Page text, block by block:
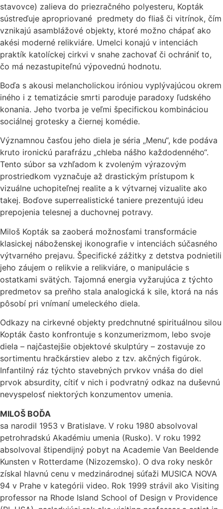
stavovce) zalieva do priezračného polyesteru, Kopták
sústreďuje apropriované predmety do fliaš či vitrínok, čím
vznikajú asamblážové objekty, ktoré možno chápať ako
akési moderné relikviáre. Umelci konajú v intenciách
praktík katolíckej cirkvi v snahe zachovať či ochrániť to,
čo má nezastupiteľnú výpovednú hodnotu.
Boďa s akousi melancholickou iróniou vyplývajúcou okrem
iného i z tematizácie smrti paroduje paradoxy ľudského
konania. Jeho tvorba je veľmi špecifickou kombináciou
sociálnej grotesky a čiernej komédie.
Významnou časťou jeho diela je séria „Menu“, kde podáva
kruto ironickú parafrázu „chleba nášho každodenného“.
Tento súbor sa vzhľadom k zvoleným výrazovým
prostriedkom vyznačuje až drastickým prístupom k
vizuálne uchopiteľnej realite a k výtvarnej vizualite ako
takej. Boďove superrealistické taniere prezentujú ideu
prepojenia telesnej a duchovnej potravy.
Miloš Kopták sa zaoberá možnosťami transformácie
klasickej náboženskej ikonografie v intenciách súčasného
výtvarného prejavu. Špecifické zážitky z detstva podnietili
jeho záujem o relikvie a relikviáre, o manipulácie s
ostatkami svätých. Tajomná energia vyžarujúca z týchto
predmetov sa preňho stala analogická k sile, ktorá na nás
pôsobí pri vnímaní umeleckého diela.
Odkazy na cirkevné objekty predchnutné spirituálnou silou
Kopták často konfrontuje s konzumerizmom, lebo svoje
diela – najčastejšie objektové skulptúry – zostavuje zo
sortimentu hračkárstiev alebo z tzv. akčných figúrok.
Infantilný ráz týchto stavebných prvkov vnáša do diel
prvok absurdity, cítiť v nich i podvratný odkaz na duševnú
nevyspelosť niektorých konzumentov umenia.
MILOŠ BOĎA
sa narodil 1953 v Bratislave. V roku 1980 absolvoval
petrohradskú Akadémiu umenia (Rusko). V roku 1992
absolvoval štipendijný pobyt na Academie Van Beeldende
Kunsten v Rotterdame (Nizozemsko). O dva roky neskôr
získal hlavnú cenu v medzinárodnej súťaži MUSICA NOVA
94 v Prahe v kategórii video. Rok 1999 strávil ako Visiting
professor na Rhode Island School of Design v Providence